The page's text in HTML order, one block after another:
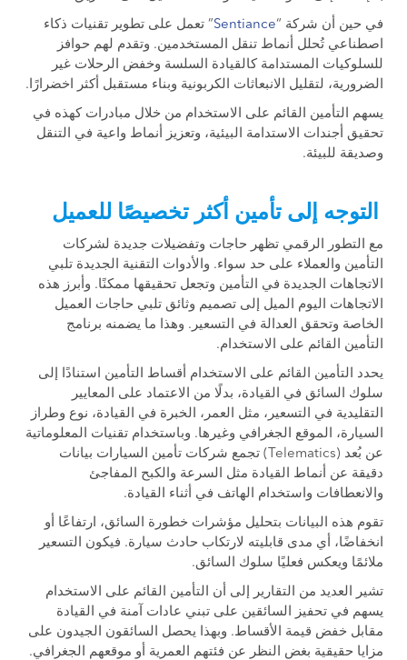
في حين أن شركة “ Sentiance ” تعمل على تطوير تقنيات ذكاء
اصطناعي تُحلل أنماط تنقل المستخدمين. وتقدم لهم حوافز
للسلوكيات المستدامة كالقيادة السلسة وخفض الرحلات غير
الضرورية، لتقليل الانبعاثات الكربونية وبناء مستقبل أكثر اخضرارًا.
يسهم التأمين القائم على الاستخدام من خلال مبادرات كهذه في
تحقيق أجندات الاستدامة البيئية، وتعزيز أنماط واعية في التنقل
وصديقة للبيئة.
التوجه إلى تأمين أكثر تخصيصًا للعميل
مع التطور الرقمي تظهر حاجات وتفضيلات جديدة لشركات
التأمين والعملاء على حد سواء. والأدوات التقنية الجديدة تلبي
الاتجاهات الجديدة في التأمين وتجعل تحقيقها ممكنًا. وأبرز هذه
الاتجاهات اليوم الميل إلى تصميم وثائق تلبي حاجات العميل
الخاصة وتحقق العدالة في التسعير. وهذا ما يضمنه برنامج
التأمين القائم على الاستخدام.
يحدد التأمين القائم على الاستخدام أقساط التأمين استنادًا إلى
سلوك السائق في القيادة، بدلًا من الاعتماد على المعايير
التقليدية في التسعير، مثل العمر، الخبرة في القيادة، نوع وطراز
السيارة، الموقع الجغرافي وغيرها. وباستخدام تقنيات المعلوماتية
عن بُعد (Telematics) تجمع شركات تأمين السيارات بيانات
دقيقة عن أنماط القيادة مثل السرعة والكبح المفاجئ
والانعطافات واستخدام الهاتف في أثناء القيادة.
تقوم هذه البيانات بتحليل مؤشرات خطورة السائق، ارتفاعًا أو
انخفاضًا، أي مدى قابليته لارتكاب حادث سيارة. فيكون التسعير
ملائمًا ويعكس فعليًا سلوك السائق.
تشير العديد من التقارير إلى أن التأمين القائم على الاستخدام
يسهم في تحفيز السائقين على تبني عادات آمنة في القيادة
مقابل خفض قيمة الأقساط. وبهذا يحصل السائقون الجيدون على
مزايا حقيقية بغض النظر عن فئتهم العمرية أو موقعهم الجغرافي.